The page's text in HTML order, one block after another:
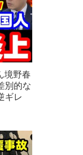
境野春
別的な
ギレ